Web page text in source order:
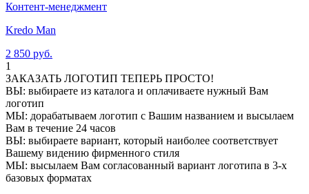
Контент-менеджмент
Kredo Man
2 850 руб.
1
ЗАКАЗАТЬ ЛОГОТИП ТЕПЕРЬ ПРОСТО!
ВЫ: выбираете из каталога и оплачиваете нужный Вам
логотип
МЫ: дорабатываем логотип с Вашим названием и высылаем
Вам в течение 24 часов
ВЫ: выбираете вариант, который наиболее соответствует
Вашему видению фирменного стиля
МЫ: высылаем Вам согласованный вариант логотипа в 3-х
базовых форматах